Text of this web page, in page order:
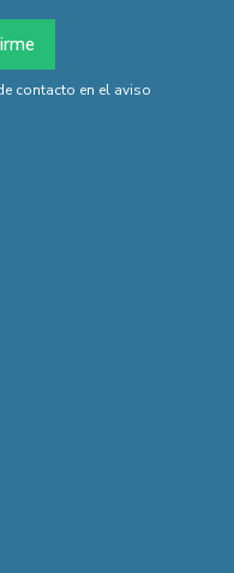
contacto en el aviso